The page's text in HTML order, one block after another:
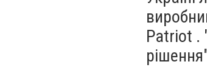
Patriot .